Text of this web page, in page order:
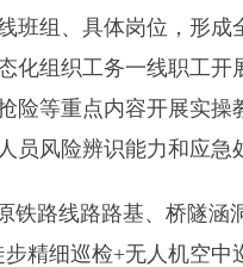
班组、具体岗位，形成
化组织工务一线职工
险等重点内容开展实
风险辨识能力和应急
路线路路基、桥隧涵
精细巡检+无人机空中